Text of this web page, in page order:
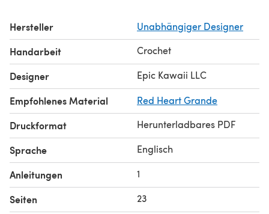
resold.
You may sell the dolls made from the patterns, provided
that they are handmade by yourself in a limited number
and you give credit to http://www.epickawaii.etsy.com.
Thank you!
Hersteller Unabhängiger Designer
Handarbeit Crochet
Designer Epic Kawaii LLC
Empfohlenes Material Red Heart Grande
Druckformat Herunterladbares PDF
Sprache Englisch
Anleitungen 1
Seiten 23